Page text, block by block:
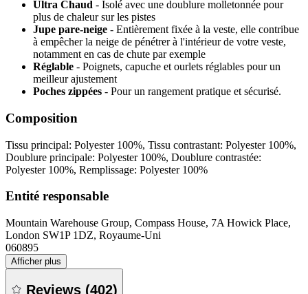
Ultra Chaud - Isolé avec une doublure molletonnée pour
plus de chaleur sur les pistes
Jupe pare-neige - Entièrement fixée à la veste, elle contribue
à empêcher la neige de pénétrer à l'intérieur de votre veste,
notamment en cas de chute par exemple
Réglable - Poignets, capuche et ourlets réglables pour un
meilleur ajustement
Poches zippées - Pour un rangement pratique et sécurisé.
Composition
Tissu principal: Polyester 100%, Tissu contrastant: Polyester 100%,
Doublure principale: Polyester 100%, Doublure contrastée:
Polyester 100%, Remplissage: Polyester 100%
Entité responsable
Mountain Warehouse Group, Compass House, 7A Howick Place,
London SW1P 1DZ, Royaume-Uni
060895
Afficher plus
Reviews (402)